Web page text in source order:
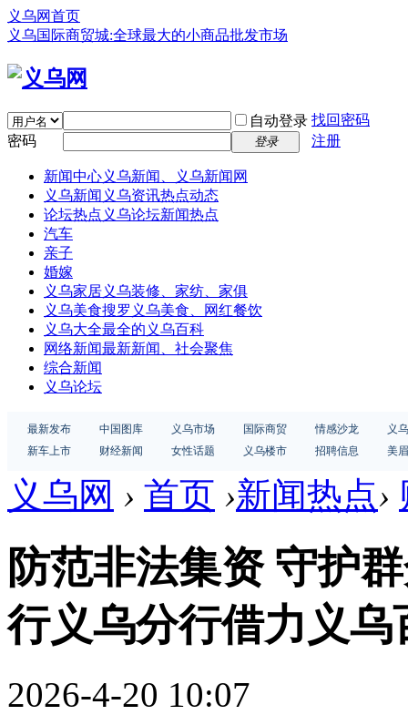
义乌网首页
义乌国际商贸城:全球最大的小商品批发市场
自动登录 找回密码
密码
登录 注册
新闻中心义乌新闻、义乌新闻网
义乌新闻 义乌资讯热点动态
论坛热点 义乌论坛新闻热点
汽车
亲子
婚嫁
义乌家居义乌装修、家纺、家俱
义乌美食搜罗义乌美食、网红餐饮
义乌大全最全的义乌百科
网络新闻最新新闻、社会聚焦
综合新闻
义乌论坛
最新发布 中国图库 义乌市场 国际商贸 情感沙龙
义
新车上市
财经新闻 女性话题 义乌楼市 招聘信息 美
义乌网 › 首页 ›新闻热点›
防范非法集资 守护
行义乌分行借力义
2026-4-20 10:07